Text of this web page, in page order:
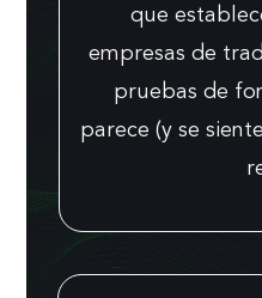
que
empresas de
pruebas de
parece (y se